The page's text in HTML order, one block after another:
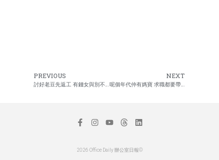
PREVIOUS NEXT
呢個年代仲有媽寶 求職都要帶埋老母
2026 Office Daily 辦公室日報©